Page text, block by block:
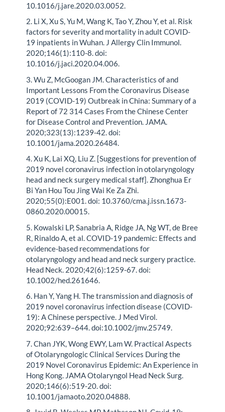
10.1016/j.jare.2020.03.0052.
2. Li X, Xu S, Yu M, Wang K, Tao Y, Zhou Y, et al. Risk
factors for severity and mortality in adult COVID-
19 inpatients in Wuhan. J Allergy Clin Immunol.
2020;146(1):110-8. doi:
10.1016/j.jaci.2020.04.006.
3. Wu Z, McGoogan JM. Characteristics of and
Important Lessons From the Coronavirus Disease
2019 (COVID-19) Outbreak in China: Summary of a
Report of 72 314 Cases From the Chinese Center
for Disease Control and Prevention. JAMA.
2020;323(13):1239-42. doi:
10.1001/jama.2020.26484.
4. Xu K, Lai XQ, Liu Z. [Suggestions for prevention of
2019 novel coronavirus infection in otolaryngology
head and neck surgery medical staff]. Zhonghua Er
Bi Yan Hou Tou Jing Wai Ke Za Zhi.
2020;55(0):E001. doi: 10.3760/cma.j.issn.1673-
0860.2020.00015.
5. Kowalski LP, Sanabria A, Ridge JA, Ng WT, de Bree
R, Rinaldo A, et al. COVID-19 pandemic: Effects and
evidence-based recommendations for
otolaryngology and head and neck surgery practice.
Head Neck. 2020;42(6):1259-67. doi:
10.1002/hed.261646.
6. Han Y, Yang H. The transmission and diagnosis of
2019 novel coronavirus infection disease (COVID-
19): A Chinese perspective. J Med Virol.
2020;92:639–644. doi:10.1002/jmv.25749.
7. Chan JYK, Wong EWY, Lam W. Practical Aspects
of Otolaryngologic Clinical Services During the
2019 Novel Coronavirus Epidemic: An Experience in
Hong Kong. JAMA Otolaryngol Head Neck Surg.
2020;146(6):519-20. doi:
10.1001/jamaoto.2020.04888.